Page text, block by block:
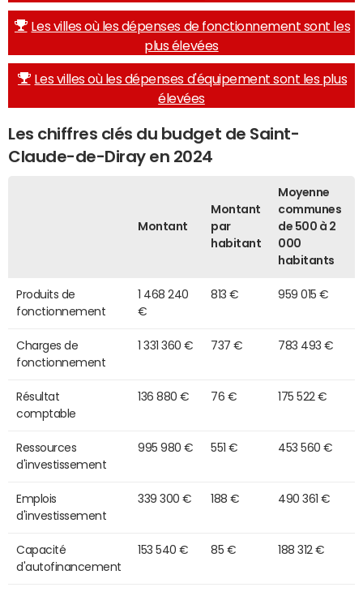
Les villes où les dépenses de fonctionnement sont les
plus élevées
Les villes où les dépenses d'équipement sont les plus
élevées
Les chiffres clés du budget de Saint-
Claude-de-Diray en 2024
Montant
Montant
par
habitant
Moyenne
communes
de 500 à 2
000
habitants
Produits de
fonctionnement
1 468 240
€
813 € 959 015 €
Charges de
fonctionnement
1 331 360 € 737 € 783 493 €
Résultat
comptable
136 880 € 76 € 175 522 €
Ressources
d'investissement
995 980 € 551 € 453 560 €
Emplois
d'investissement
339 300 € 188 € 490 361 €
Capacité
d'autofinancement
153 540 € 85 € 188 312 €